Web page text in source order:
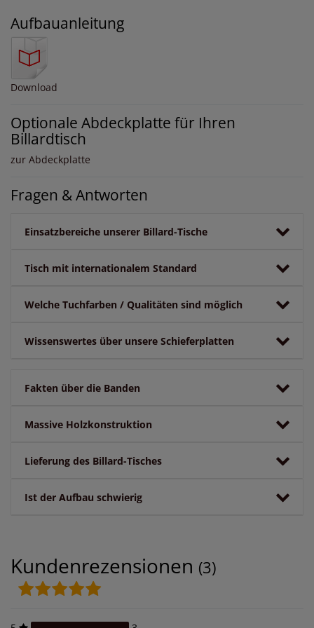
Aufbauanleitung
Download
Optionale Abdeckplatte für Ihren
Billardtisch
zur Abdeckplatte
Fragen & Antworten
Einsatzbereiche unserer Billard-Tische
Tisch mit internationalem Standard
Welche Tuchfarben / Qualitäten sind möglich
Wissenswertes über unsere Schieferplatten
Fakten über die Banden
Massive Holzkonstruktion
Lieferung des Billard-Tisches
Ist der Aufbau schwierig
Kundenrezensionen (3)